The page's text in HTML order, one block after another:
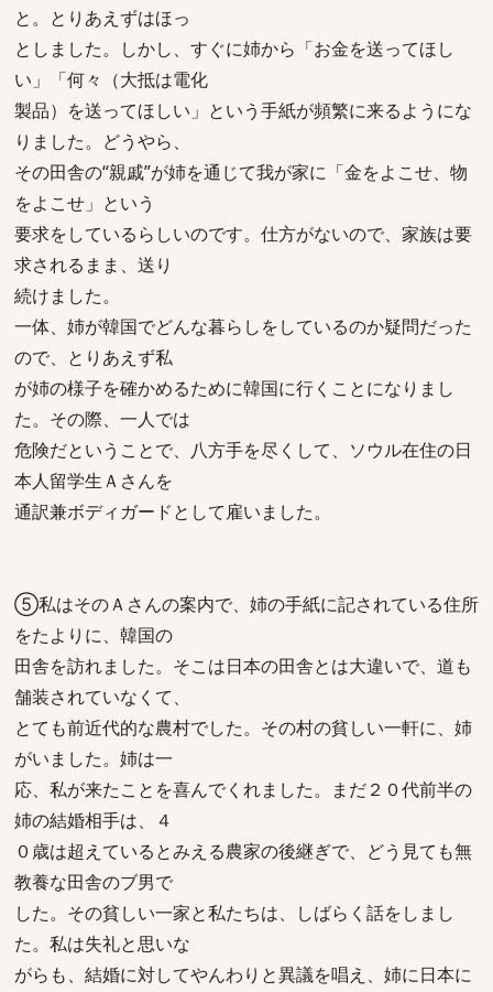
と。とりあえずはほっ
としました。しかし、すぐに姉から「お金を送ってほし
い」「何々（大抵は電化
製品）を送ってほしい」という手紙が頻繁に来るようにな
りました。どうやら、
その田舎の“親戚”が姉を通じて我が家に「金をよこせ、物
をよこせ」という
要求をしているらしいのです。仕方がないので、家族は要
求されるまま、送り
続けました。
一体、姉が韓国でどんな暮らしをしているのか疑問だった
ので、とりあえず私
が姉の様子を確かめるために韓国に行くことになりまし
た。その際、一人では
危険だということで、八方手を尽くして、ソウル在住の日
本人留学生Ａさんを
通訳兼ボディガードとして雇いました。
⑤私はそのＡさんの案内で、姉の手紙に記されている住所
をたよりに、韓国の
田舎を訪れました。そこは日本の田舎とは大違いで、道も
舗装されていなくて、
とても前近代的な農村でした。その村の貧しい一軒に、姉
がいました。姉は一
応、私が来たことを喜んでくれました。まだ２０代前半の
姉の結婚相手は、４
０歳は超えているとみえる農家の後継ぎで、どう見ても無
教養な田舎のブ男で
した。その貧しい一家と私たちは、しばらく話をしまし
た。私は失礼と思いな
がらも、結婚に対してやんわりと異議を唱え、姉に日本に